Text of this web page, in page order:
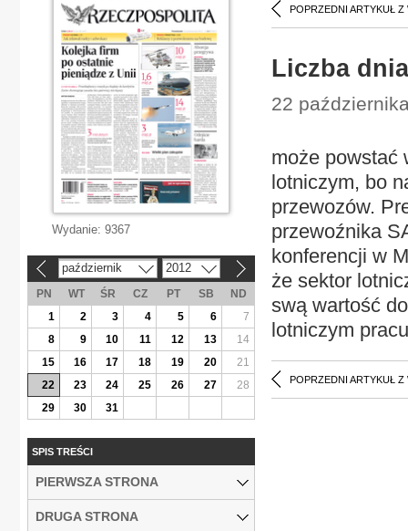
POPRZEDNI ARTYKUŁ Z
Liczba
22
może powstać
lotniczym, bo
przewozów.
przewoźnika
konferencji w
że sektor
swą wartość
lotniczym
POPRZEDNI ARTYKUŁ Z
Wydanie: 9367
październik 2012
PN WT ŚR CZ PT SB
ND
1
2 3 4 5 6
7
8
9 10 11 12 13
14
15
16 17 18 19 20
21
22
23 24 25 26 27
28
29
30 31
SPIS TREŚCI
PIERWSZA STRONA
DRUGA STRONA